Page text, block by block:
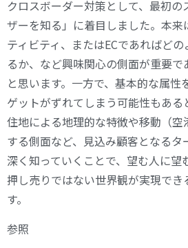
クロスボーダー対策として、最初の
ザーを知る」に着目しました。本来
ティビティ、またはECであればど
るか、など興味関心の側面が重要
と思います。一方で、基本的な属性
ゲットがずれてしまう可能性もある
住地による地理的な特徴や移動（
する側面など、見込み顧客となるタ
深く知っていくことで、望む人に望
押し売りではない世界観が実現でき
す。
参照